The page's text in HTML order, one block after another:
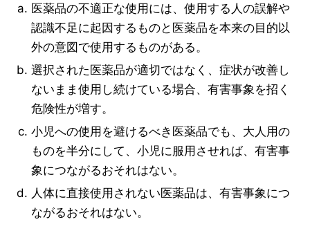
医薬品の不適正な使用には、使用する人の誤解や
認識不足に起因するものと医薬品を本来の目的以
外の意図で使用するものがある。
選択された医薬品が適切ではなく、症状が改善し
ないまま使用し続けている場合、有害事象を招く
危険性が増す。
小児への使用を避けるべき医薬品でも、大人用の
ものを半分にして、小児に服用させれば、有害事
象につながるおそれはない。
人体に直接使用されない医薬品は、有害事象につ
ながるおそれはない。